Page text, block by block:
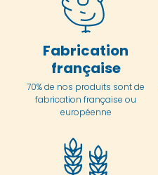
Fabrication
française
70% de nos produits sont de
fabrication française ou
européenne